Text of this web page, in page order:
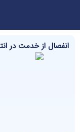
انفصال از خدمت در